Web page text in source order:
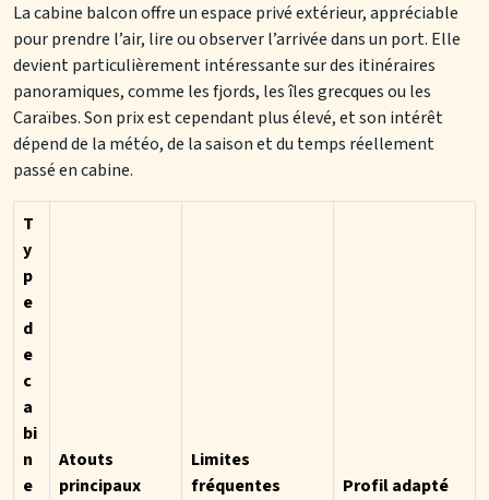
La cabine balcon offre un espace privé extérieur, appréciable
pour prendre l’air, lire ou observer l’arrivée dans un port. Elle
devient particulièrement intéressante sur des itinéraires
panoramiques, comme les fjords, les îles grecques ou les
Caraïbes. Son prix est cependant plus élevé, et son intérêt
dépend de la météo, de la saison et du temps réellement
passé en cabine.
T
y
p
e
d
e
c
a
bi
n
e
Atouts
principaux
Limites
fréquentes
Profil adapté